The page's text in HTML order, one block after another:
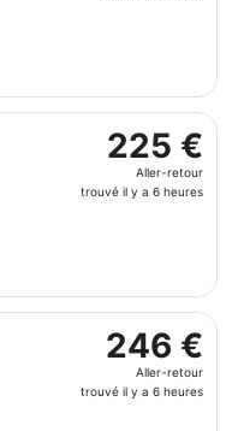
1
jour
225 €
Aller-
retour,
6
heures
225 €
Aller-retour
trouvé il y a 6 heures
le ven 30 oct.
246 €
Aller-
retour,
246 €
Aller-retour
trouvé il y a 6 heures
décollant le ven